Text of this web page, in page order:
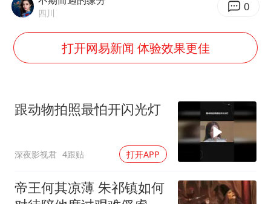
宇树科技中一签需缴款7.54万元
国防部：中国军队坚决反制任何闹海挑衅图谋
百花奖开幕式
两名乘客在飞机上因调节座椅起冲突
女儿为争财产堵门阻挠父亲出殡
夯实基础开新局
四川 0
打开网易新闻 体验效果更佳
跟动物拍照最怕开闪光灯
深夜影视君 4跟贴 打开APP
帝王何其凉薄 朱祁镇如何